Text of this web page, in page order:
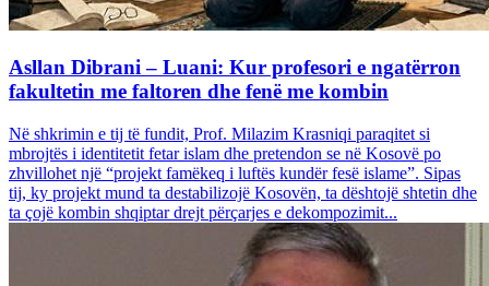
Asllan Dibrani – Luani: Kur profesori e ngatërron
fakultetin me faltoren dhe fenë me kombin
Në shkrimin e tij të fundit, Prof. Milazim Krasniqi paraqitet si
mbrojtës i identitetit fetar islam dhe pretendon se në Kosovë po
zhvillohet një “projekt famëkeq i luftës kundër fesë islame”. Sipas
tij, ky projekt mund ta destabilizojë Kosovën, ta dështojë shtetin dhe
ta çojë kombin shqiptar drejt përçarjes e dekompozimit...